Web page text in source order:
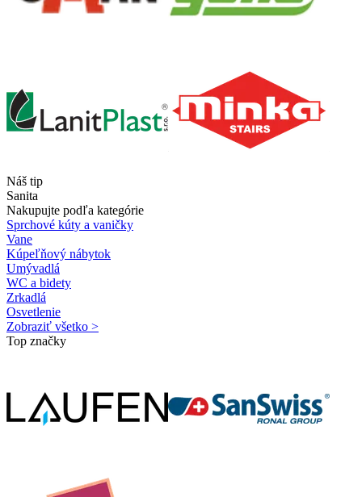
Náš tip
Sanita
Nakupujte podľa kategórie
Sprchové kúty a vaničky
Vane
Kúpeľňový nábytok
Umývadlá
WC a bidety
Zrkadlá
Osvetlenie
Zobraziť všetko >
Top značky